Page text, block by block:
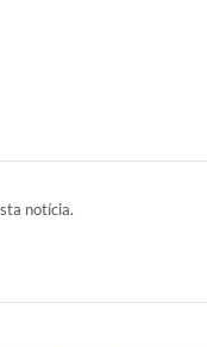
notícia.